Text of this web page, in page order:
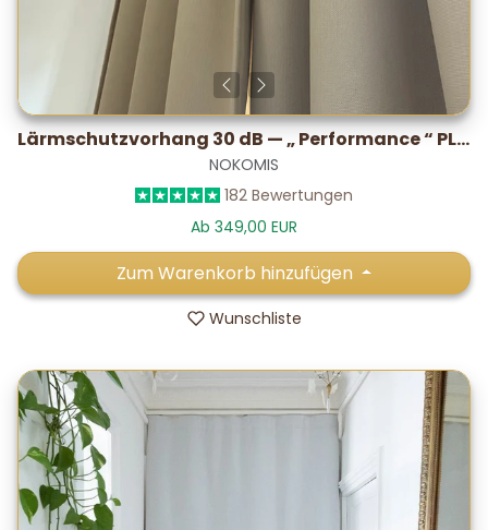
Lärmschutzvorhang 30 dB — „ Performance “ PLUS, im Labor getestet
NOKOMIS
182 Bewertungen
Ab 349,00 EUR
Zum Warenkorb hinzufügen
Wunschliste